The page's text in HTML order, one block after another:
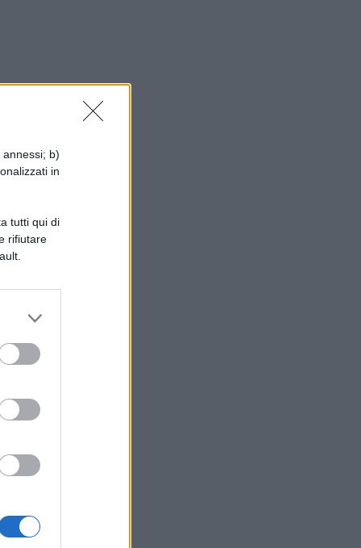
b)
in
tutti qui di
rifiutare